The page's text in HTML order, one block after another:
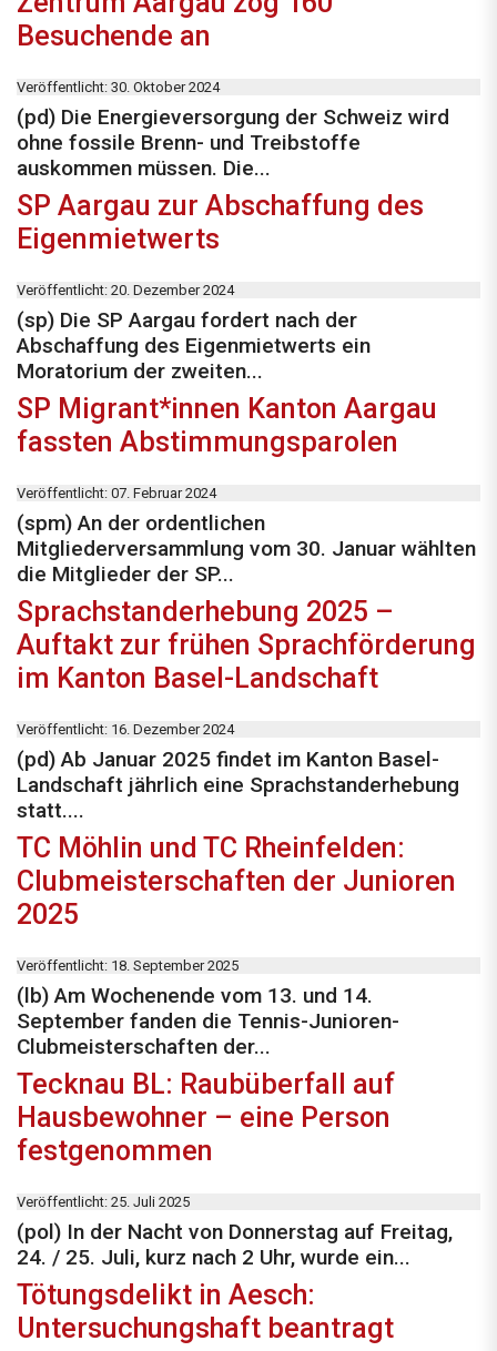
Besuchende an
Veröffentlicht: 30. Oktober 2024
(pd) Die Energieversorgung der Schweiz wird
ohne fossile Brenn- und Treibstoffe
auskommen müssen. Die...
SP Aargau zur Abschaffung des
Eigenmietwerts
Veröffentlicht: 20. Dezember 2024
(sp) Die SP Aargau fordert nach der
Abschaffung des Eigenmietwerts ein
Moratorium der zweiten...
SP Migrant*innen Kanton Aargau
fassten Abstimmungsparolen
Veröffentlicht: 07. Februar 2024
(spm) An der ordentlichen
Mitgliederversammlung vom 30. Januar wählten
die Mitglieder der SP...
Sprachstanderhebung 2025 –
Auftakt zur frühen Sprachförderung
im Kanton Basel-Landschaft
Veröffentlicht: 16. Dezember 2024
(pd) Ab Januar 2025 findet im Kanton Basel-
Landschaft jährlich eine Sprachstanderhebung
statt....
TC Möhlin und TC Rheinfelden:
Clubmeisterschaften der Junioren
2025
Veröffentlicht: 18. September 2025
(lb) Am Wochenende vom 13. und 14.
September fanden die Tennis-Junioren-
Clubmeisterschaften der...
Tecknau BL: Raubüberfall auf
Hausbewohner – eine Person
festgenommen
Veröffentlicht: 25. Juli 2025
(pol) In der Nacht von Donnerstag auf Freitag,
24. / 25. Juli, kurz nach 2 Uhr, wurde ein...
Tötungsdelikt in Aesch:
Untersuchungshaft beantragt